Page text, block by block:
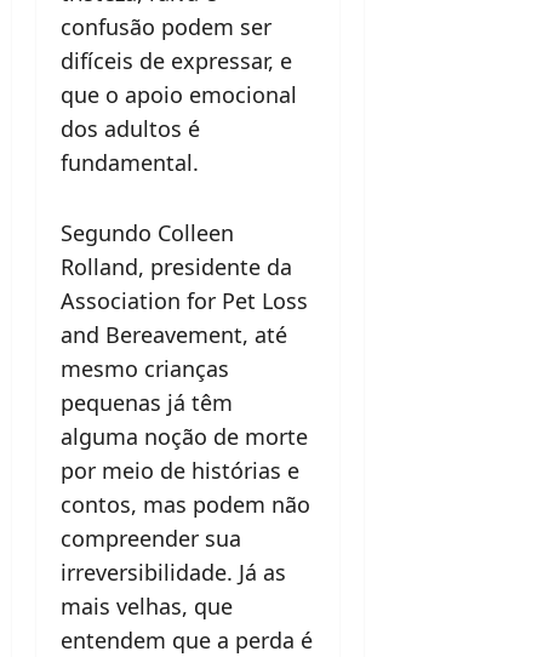
confusão podem ser
difíceis de expressar, e
que o apoio emocional
dos adultos é
fundamental.
Segundo Colleen
Rolland, presidente da
Association for Pet Loss
and Bereavement, até
mesmo crianças
pequenas já têm
alguma noção de morte
por meio de histórias e
contos, mas podem não
compreender sua
irreversibilidade. Já as
mais velhas, que
entendem que a perda é